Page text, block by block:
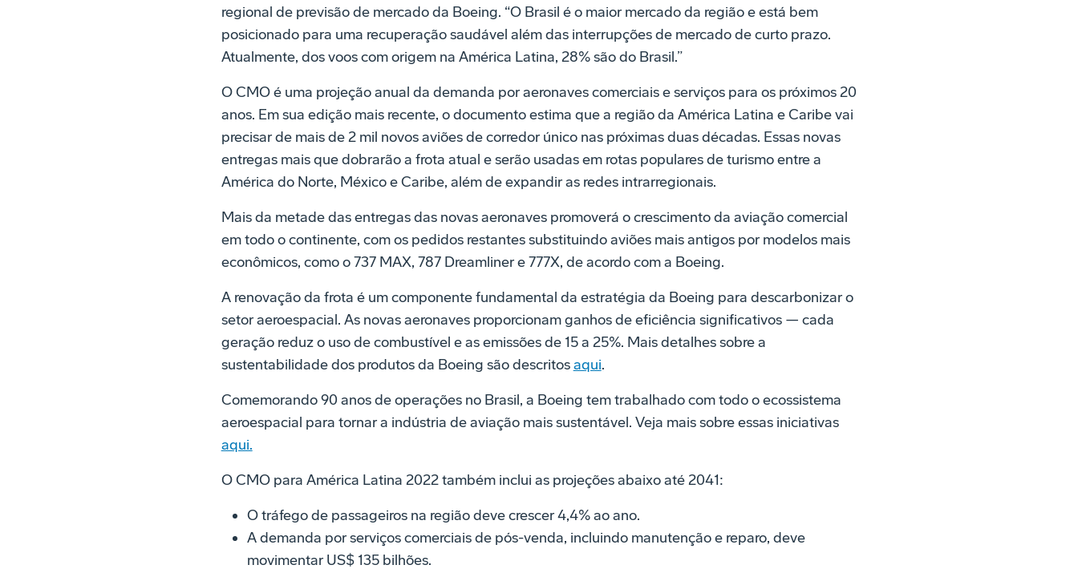
regional de previsão de mercado da Boeing. “O Brasil é o maior mercado da região e está bem
posicionado para uma recuperação saudável além das interrupções de mercado de curto prazo.
Atualmente, dos voos com origem na América Latina, 28% são do Brasil.”
O CMO é uma projeção anual da demanda por aeronaves comerciais e serviços para os próximos 20
anos. Em sua edição mais recente, o documento estima que a região da América Latina e Caribe vai
precisar de mais de 2 mil novos aviões de corredor único nas próximas duas décadas. Essas novas
entregas mais que dobrarão a frota atual e serão usadas em rotas populares de turismo entre a
América do Norte, México e Caribe, além de expandir as redes intrarregionais.
Mais da metade das entregas das novas aeronaves promoverá o crescimento da aviação comercial
em todo o continente, com os pedidos restantes substituindo aviões mais antigos por modelos mais
econômicos, como o 737 MAX, 787 Dreamliner e 777X, de acordo com a Boeing.
A renovação da frota é um componente fundamental da estratégia da Boeing para descarbonizar o
setor aeroespacial. As novas aeronaves proporcionam ganhos de eficiência significativos — cada
geração reduz o uso de combustível e as emissões de 15 a 25%. Mais detalhes sobre a
sustentabilidade dos produtos da Boeing são descritosaqui.
Comemorando 90 anos de operações no Brasil, a Boeing tem trabalhado com todo o ecossistema
aeroespacial para tornar a indústria de aviação mais sustentável. Veja mais sobre essas iniciativas
aqui.
O CMO para América Latina 2022 também inclui as projeções abaixo até 2041:
O tráfego de passageiros na região deve crescer 4,4% ao ano.
A demanda por serviços comerciais de pós-venda, incluindo manutenção e reparo, deve
movimentar US$ 135 bilhões.